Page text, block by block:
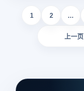
上一页
1 2 ...